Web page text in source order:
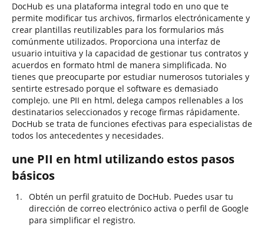
DocHub es una plataforma integral todo en uno que te
permite modificar tus archivos, firmarlos electrónicamente y
crear plantillas reutilizables para los formularios más
comúnmente utilizados. Proporciona una interfaz de
usuario intuitiva y la capacidad de gestionar tus contratos y
acuerdos en formato html de manera simplificada. No
tienes que preocuparte por estudiar numerosos tutoriales y
sentirte estresado porque el software es demasiado
complejo. une PII en html, delega campos rellenables a los
destinatarios seleccionados y recoge firmas rápidamente.
DocHub se trata de funciones efectivas para especialistas de
todos los antecedentes y necesidades.
une PII en html utilizando estos pasos
básicos
Obtén un perfil gratuito de DocHub. Puedes usar tu
dirección de correo electrónico activa o perfil de Google
para simplificar el registro.